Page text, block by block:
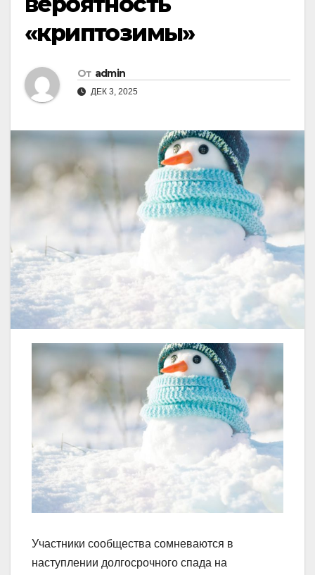
«криптозимы»
От admin
ДЕК 3, 2025
Участники сообщества сомневаются в
наступлении долгосрочного спада на